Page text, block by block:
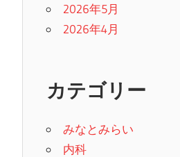
2026年5月
2026年4月
カテゴリー
みなとみらい
内科